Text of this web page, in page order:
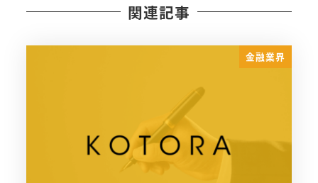
関連記事
金融業界